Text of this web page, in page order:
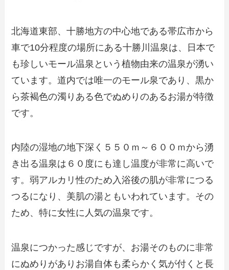
北海道東部、十勝地方の中心地である帯広市から
車で10分程度の場所にある十勝川温泉は、日本で
も珍しいモール温泉という植物由来の温泉が湧い
ています。道内では唯一のモール泉であり、黒か
ら茶褐色の濁りある色でぬめりのあるお湯が特徴
です。
内陸の湿地の地下深く５５０ｍ～６００ｍから湧
き出る温泉は６０度にも達し温度が非常に高いで
す。弱アルカリ性のため入浴後の肌が非常につる
つるになり、美肌の湯ともいわれています。その
ため、特に女性に人気の温泉です。
温泉につかった感じですが、お湯そのものに非常
にぬめりがありお湯自体も柔らかく気が付くと長